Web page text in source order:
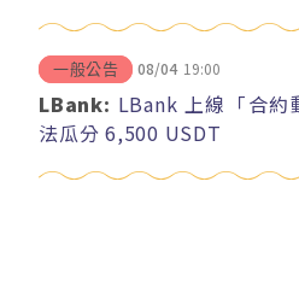
一般公告 08/04 19:00
LBank: LBank 上線「合約
法瓜分 6,500 USDT